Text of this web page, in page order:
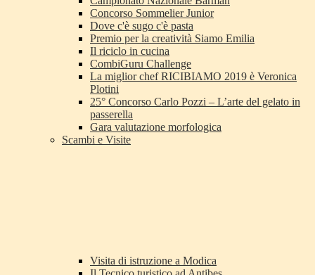
Concorso Sommelier Junior
Dove c'è sugo c'è pasta
Premio per la creatività Siamo Emilia
Il riciclo in cucina
CombiGuru Challenge
La miglior chef RICIBIAMO 2019 è Veronica
Plotini
25° Concorso Carlo Pozzi – L’arte del gelato in
passerella
Gara valutazione morfologica
Scambi e Visite
Visita di istruzione a Modica